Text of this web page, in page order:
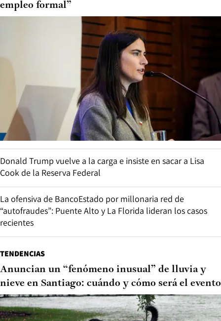
empleo formal”
Donald Trump vuelve a la carga e insiste en sacar a Lisa
Cook de la Reserva Federal
La ofensiva de BancoEstado por millonaria red de
“autofraudes”: Puente Alto y La Florida lideran los casos
recientes
TENDENCIAS
Anuncian un “fenómeno inusual” de lluvia y
nieve en Santiago: cuándo y cómo será el evento